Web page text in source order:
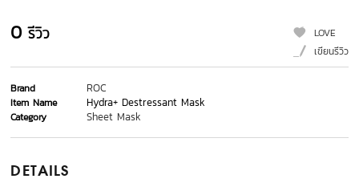
0 รีวิว
LOVE
เขียนรีวิว
Brand ROC
Item Name Hydra+ Destressant Mask
Category Sheet Mask
DETAILS